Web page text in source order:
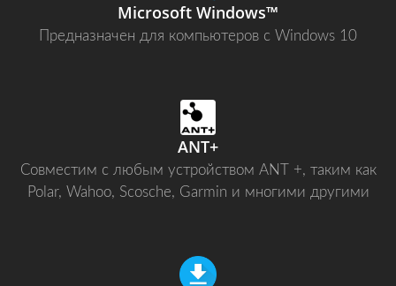
Microsoft Windows™
Предназначен для компьютеров с Windows 10
ANT+
Совместим с любым устройством ANT +, таким как
Polar, Wahoo, Scosche, Garmin и многими другими